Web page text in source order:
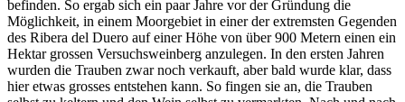
befinden. So ergab sich ein paar Jahre vor der Gründung die
Möglichkeit, in einem Moorgebiet in einer der extremsten Gegenden
des Ribera del Duero auf einer Höhe von über 900 Metern einen ein
Hektar grossen Versuchsweinberg anzulegen. In den ersten Jahren
wurden die Trauben zwar noch verkauft, aber bald wurde klar, dass
hier etwas grosses entstehen kann. So fingen sie an, die Trauben